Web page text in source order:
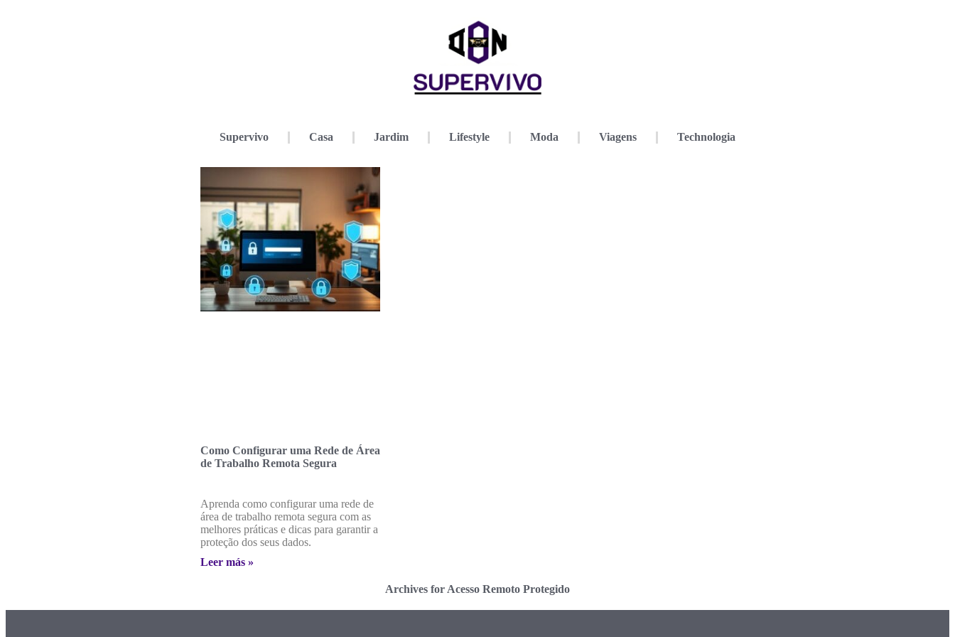
Supervivo Casa Jardim Lifestyle Moda Viagens Technologia
Como Configurar uma Rede de Área
de Trabalho Remota Segura
Aprenda como configurar uma rede de
área de trabalho remota segura com as
melhores práticas e dicas para garantir a
proteção dos seus dados.
Leer más »
Archives for Acesso Remoto Protegido